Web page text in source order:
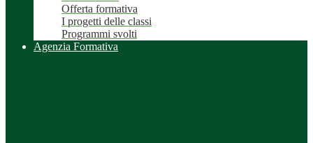
Offerta formativa
I progetti delle classi
Programmi svolti
Agenzia Formativa